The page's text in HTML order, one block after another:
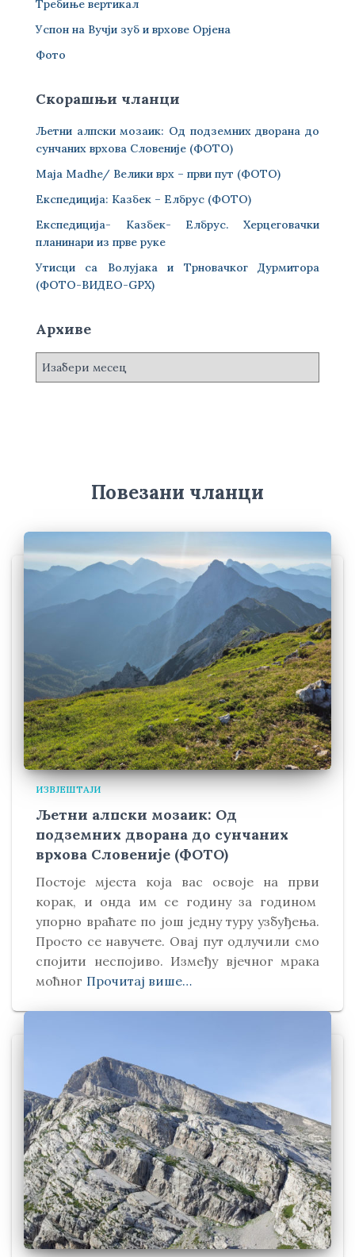
Требиње вертикал
Успон на Вучји зуб и врхове Орјена
Фото
Скорашњи чланци
Љетни алпски мозаик: Од подземних дворана до
сунчаних врхова Словеније (ФОТО)
Maja Madhe/ Велики врх – први пут (ФОТО)
Експедиција: Казбек – Елбрус (ФОТО)
Експедиција- Казбек- Елбрус. Херцеговачки
планинари из прве руке
Утисци са Волујака и Трновачког Дурмитора
(ФОТО-ВИДЕО-GPX)
Архиве
А
Повезани чланци
ИЗВЈЕШТАЈИ
Љетни алпски мозаик: Од
подземних дворана до сунчаних
врхова Словеније (ФОТО)
Постоје мјеста која вас освоје на први
корак, и онда им се годину за годином
упорно враћате по још једну туру узбуђења.
Просто се навучете. Овај пут одлучили смо
спојити неспојиво. Између вјечног мрака
моћног Прочитај више…